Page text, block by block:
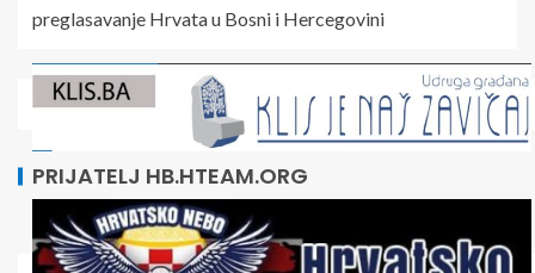
preglasavanje Hrvata u Bosni i Hercegovini
PRIJATELJ HB.HTEAM.ORG